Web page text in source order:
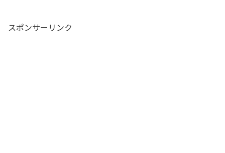
スポンサーリンク